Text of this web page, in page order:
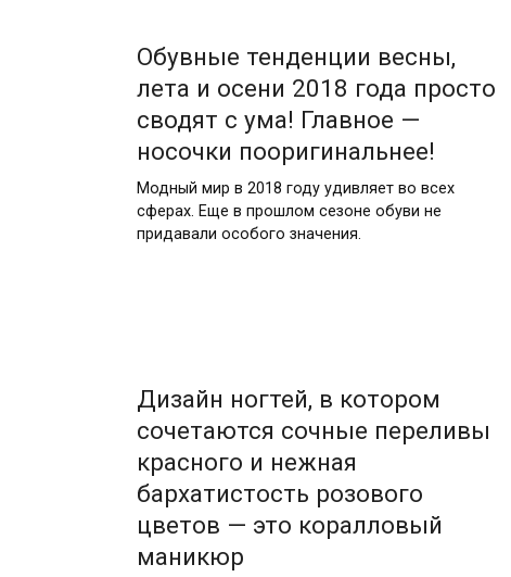
Обувные тенденции весны,
лета и осени 2018 года просто
сводят с ума! Главное —
носочки пооригинальнее!
Модный мир в 2018 году удивляет во всех
сферах. Еще в прошлом сезоне обуви не
придавали особого значения.
Дизайн ногтей, в котором
сочетаются сочные переливы
красного и нежная
бархатистость розового
цветов — это коралловый
маникюр